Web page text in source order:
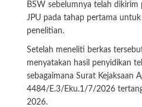
BSW sebelumnya telah dikirim
JPU pada tahap pertama
penelitian.
Setelah meneliti berkas
menyatakan hasil penyidikan
sebagaimana Surat Kejaksaan
4484/E.3/Eku.1/7/2026
2026.